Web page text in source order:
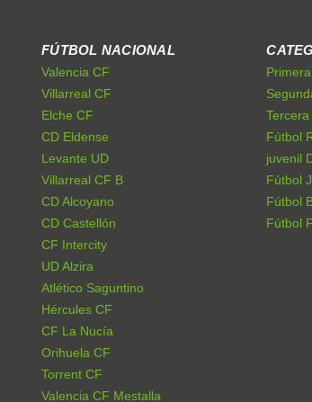
FÚTBOL NACIONAL
Valencia CF
Villarreal CF
Elche CF
CD Eldense
Levante UD
Villarreal CF B
CD Alcoyano
CD Castellón
CF Intercity
UD Alzira
Atlético Saguntino
Hércules CF
CF La Nucía
Orihuela CF
Torrent CF
Valencia CF Mestalla
Fútbol
juvenil
Fútbol
Fútbol
Fútbol